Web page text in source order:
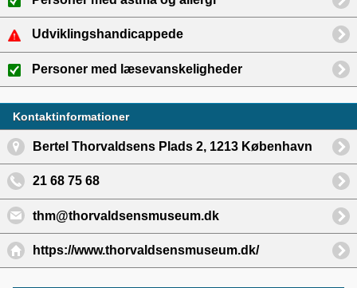
Udviklingshandicappede
Personer med læsevanskeligheder
Kontaktinformationer
Bertel Thorvaldsens Plads 2, 1213 København
21 68 75 68
thm@thorvaldsensmuseum.dk
https://www.thorvaldsensmuseum.dk/